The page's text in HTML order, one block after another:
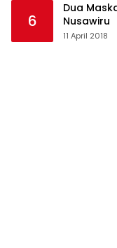
6
Dua
Nusawiru
11 April 2018